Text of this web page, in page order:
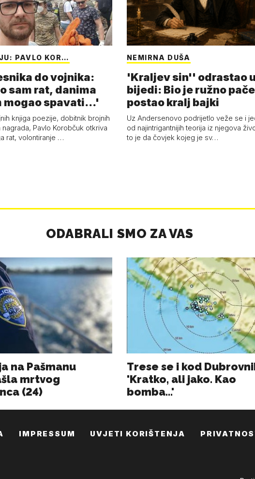
PAVLO KOR…
do vojnika:
sam rat, danima
mogao spavati...'
knjiga poezije, dobitnik brojnih
nagrada, Pavlo Korobčuk otkriva
rat, volontiranje …
NEMIRNA DUŠA
'Kraljev sin'' odrastao u
bijedi: Bio je ružno
postao kralj bajki
Uz Andersenovo podrijetlo veže se i
od najintrigantnijih teorija iz njegova
to je da čovjek kojeg je sv…
IMPRESSUM UVJETI KORIŠTENJA